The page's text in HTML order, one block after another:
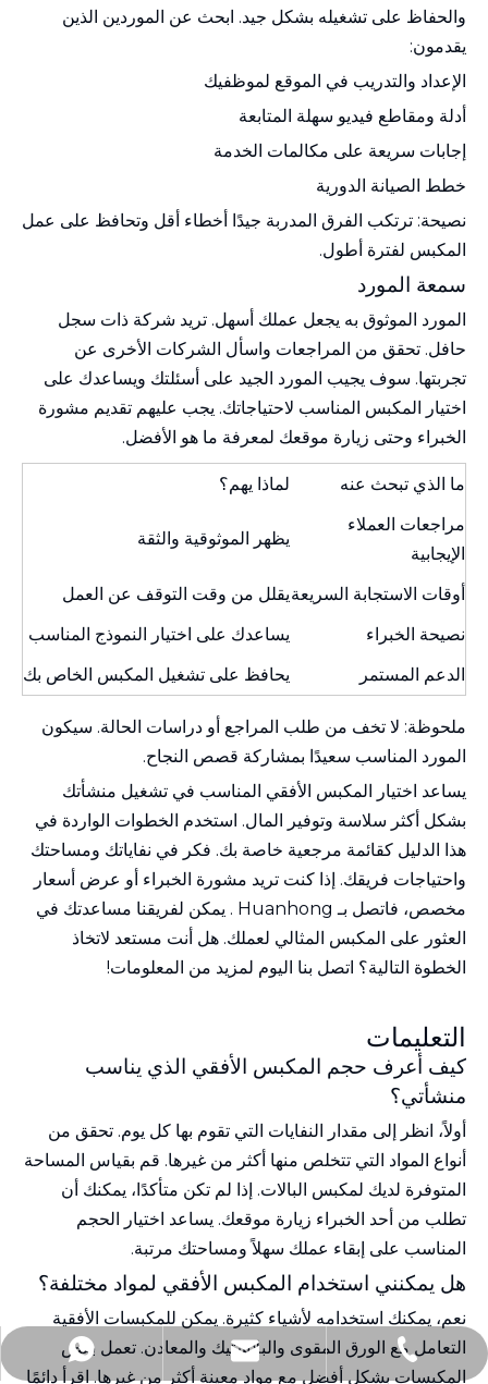
والحفاظ على تشغيله بشكل جيد. ابحث عن الموردين الذين
يقدمون:
الإعداد والتدريب في الموقع لموظفيك
أدلة ومقاطع فيديو سهلة المتابعة
إجابات سريعة على مكالمات الخدمة
خطط الصيانة الدورية
نصيحة: ترتكب الفرق المدربة جيدًا أخطاء أقل وتحافظ على عمل
المكبس لفترة أطول.
سمعة المورد
المورد الموثوق به يجعل عملك أسهل. تريد شركة ذات سجل
حافل. تحقق من المراجعات واسأل الشركات الأخرى عن
تجربتها. سوف يجيب المورد الجيد على أسئلتك ويساعدك على
اختيار المكبس المناسب لاحتياجاتك. يجب عليهم تقديم مشورة
الخبراء وحتى زيارة موقعك لمعرفة ما هو الأفضل.
ما الذي تبحث عنه
لماذا يهم؟
مراجعات العملاء
الإيجابية
يظهر الموثوقية والثقة
أوقات الاستجابة السريعةيقلل من وقت التوقف عن العمل
نصيحة الخبراء
يساعدك على اختيار النموذج المناسب
الدعم المستمر
يحافظ على تشغيل المكبس الخاص بك
ملحوظة: لا تخف من طلب المراجع أو دراسات الحالة. سيكون
المورد المناسب سعيدًا بمشاركة قصص النجاح.
يساعد اختيار المكبس الأفقي المناسب في تشغيل منشأتك
بشكل أكثر سلاسة وتوفير المال. استخدم الخطوات الواردة في
هذا الدليل كقائمة مرجعية خاصة بك. فكر في نفاياتك ومساحتك
واحتياجات فريقك. إذا كنت تريد مشورة الخبراء أو عرض أسعار
مخصص، فاتصل بـ Huanhong
. يمكن لفريقنا مساعدتك في
العثور على المكبس المثالي لعملك. هل أنت مستعد لاتخاذ
الخطوة التالية؟ اتصل بنا اليوم لمزيد من المعلومات!
التعليمات
كيف أعرف حجم المكبس الأفقي الذي يناسب
منشأتي؟
أولاً، انظر إلى مقدار النفايات التي تقوم بها كل يوم. تحقق من
أنواع المواد التي تتخلص منها أكثر من غيرها. قم بقياس المساحة
المتوفرة لديك لمكبس البالات. إذا لم تكن متأكدًا، يمكنك أن
تطلب من أحد الخبراء زيارة موقعك. يساعد اختيار الحجم
المناسب على إبقاء عملك سهلاً ومساحتك مرتبة.
هل يمكنني استخدام المكبس الأفقي لمواد مختلفة؟
نعم، يمكنك استخدامه لأشياء كثيرة. يمكن للمكبسات الأفقية
التعامل مع الورق المقوى والبلاستيك والمعادن. تعمل بعض
المكبسات بشكل أفضل مع مواد معينة أكثر من غيرها. اقرأ دائمًا
+86-13771610978
andy@js-hhh.com
+86-13771610978